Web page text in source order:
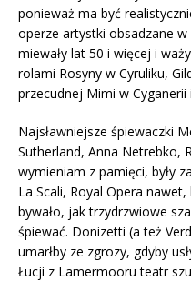
ponieważ ma być
operze artystki obsadzane
miewały lat 50 i więcej i
rolami Rosyny w Cyruliku,
przecudnej Mimi w
Najsławniejsze śpiewaczki
Sutherland, Anna Netrebko,
wymieniam z pamięci, były
La Scali, Royal Opera
bywało, jak trzydrzwiowe
śpiewać. Donizetti (a też
umarłby ze zgrozy, gdyby
Łucji z Lamermooru teatr